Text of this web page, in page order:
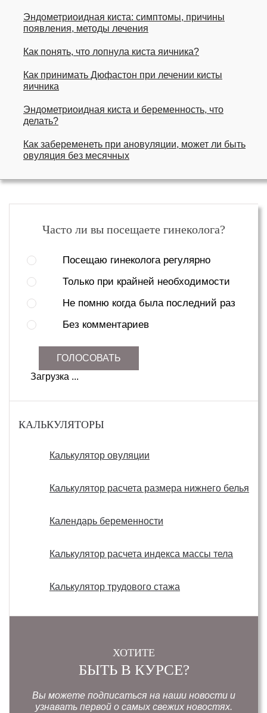
Эндометриоидная киста: симптомы, причины
появления, методы лечения
Как понять, что лопнула киста яичника?
Как принимать Дюфастон при лечении кисты
яичника
Эндометриоидная киста и беременность, что
делать?
Как забеременеть при ановуляции, может ли быть
овуляция без месячных
Часто ли вы посещаете гинеколога?
Посещаю гинеколога регулярно
Только при крайней необходимости
Не помню когда была последний раз
Без комментариев
ГОЛОСОВАТЬ
Загрузка ...
КАЛЬКУЛЯТОРЫ
Калькулятор овуляции
Калькулятор расчета размера нижнего белья
Календарь беременности
Калькулятор расчета индекса массы тела
Калькулятор трудового стажа
ХОТИТЕ
БЫТЬ В КУРСЕ?
Вы можете подписаться на наши новости и
узнавать первой о самых свежих новостях.